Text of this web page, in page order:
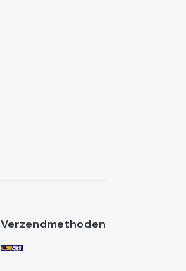
Verzendmethoden